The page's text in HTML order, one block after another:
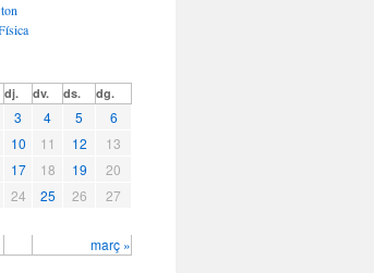
dj. dv. ds. dg.
març »
3 4 5
6
10 11 12
13
17 18 19
20
24 25 26
27